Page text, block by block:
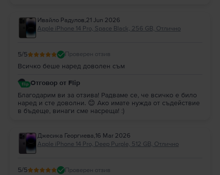
Ивайло Радулов,21 Jun 2026
Apple iPhone 14 Pro, Space Black, 256 GB, Отлично
5/5 Проверен отзив
Всичко беше наред доволен съм
Отговор от Flip
Благодарим ви за отзива! Радваме се, че всичко е било
наред и сте доволни. 😊 Ако имате нужда от съдействие
в бъдеще, винаги сме насреща! :)
Джесика Георгиева,16 Mar 2026
Apple iPhone 14 Pro, Deep Purple, 512 GB, Отлично
5/5 Проверен отзив